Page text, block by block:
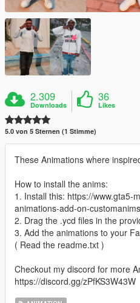
2.309
Downloads
36
Likes
5.0 von 5 Sternen (1 Stimme)
These Animations where
How to install the anims:
1. Install this: https://www.gta5-
animations-add-on-customanims
2. Drag the .ycd files in the
3. Add the animations to your
( Read the readme.txt )
Checkout my discord for more
https://discord.gg/zPfKS3W43W